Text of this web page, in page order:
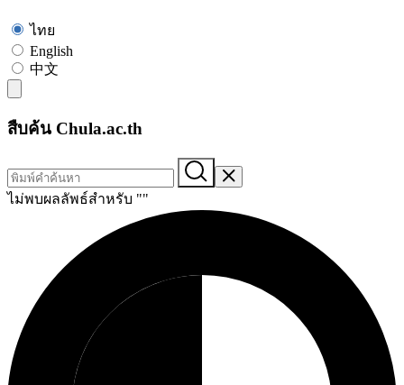
ไทย
English
中文
สืบค้น Chula.ac.th
ไม่พบผลลัพธ์สำหรับ ""